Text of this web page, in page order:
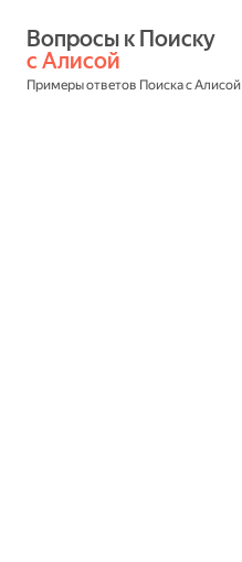
с Алисой
Примеры ответов Поиска с Алисой